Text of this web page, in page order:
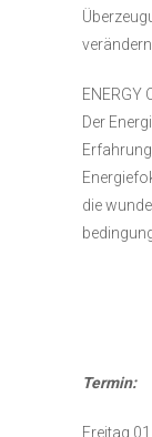
ENERGY
Der
die
Termin:
Freitag